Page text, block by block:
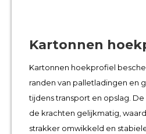
Kartonnen
Kartonnen hoekprofiel
randen van palletladingen en
tijdens transport en opslag.
de krachten gelijkmatig,
strakker omwikkeld en